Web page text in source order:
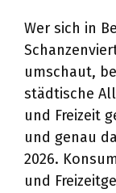
Wer sich in
umschaut,
städtische
und Freizeit
und genau
2026.
und